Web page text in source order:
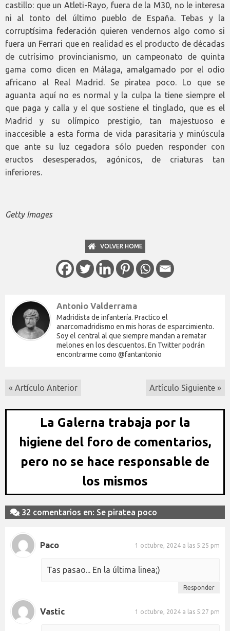
castillo: que un Atleti-Rayo, fuera de la M30, no le interesa
ni al tonto del último pueblo de España. Tebas y la
corruptísima federación quieren vendernos algo como si
fuera un Ferrari que en realidad es el producto de décadas
de cutrísimo provincianismo, un campeonato de quinta
gama como dicen en Málaga, amalgamado por el odio
africano al Real Madrid. Se piratea poco. Lo que se
aguanta aquí no es normal y la culpa la tiene siempre el
que paga y calla y el que sostiene el tinglado, que es el
Madrid y su olímpico prestigio, tan majestuoso e
inaccesible a esta forma de vida parasitaria y minúscula
que ante su luz cegadora sólo pueden responder con
eructos desesperados, agónicos, de criaturas tan
inferiores.
Getty Images
VOLVER HOME
Antonio Valderrama
Madridista de infantería. Practico el
anarcomadridismo en mis horas de esparcimiento.
Soy el central al que siempre mandan a rematar
melones en los descuentos. En Twitter podrán
encontrarme como @fantantonio
« Artículo Anterior Artículo Siguiente »
La Galerna trabaja por la
higiene del foro de comentarios,
pero no se hace responsable de
los mismos
32 comentarios en: Se piratea poco
Paco 1 octubre, 2024 a las 5:25 pm
Tas pasao... En la última linea;)
Responder
Vastic 1 octubre, 2024 a las 5:27 pm